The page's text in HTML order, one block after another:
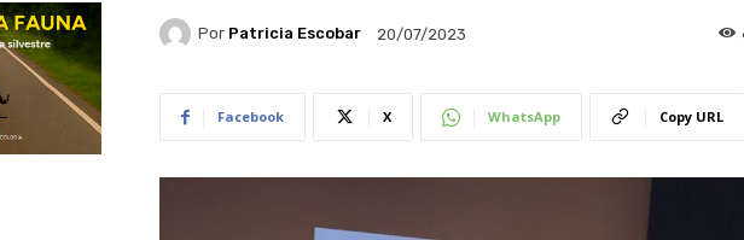
Por Patricia Escobar 20/07/2023
Facebook X WhatsApp Copy URL